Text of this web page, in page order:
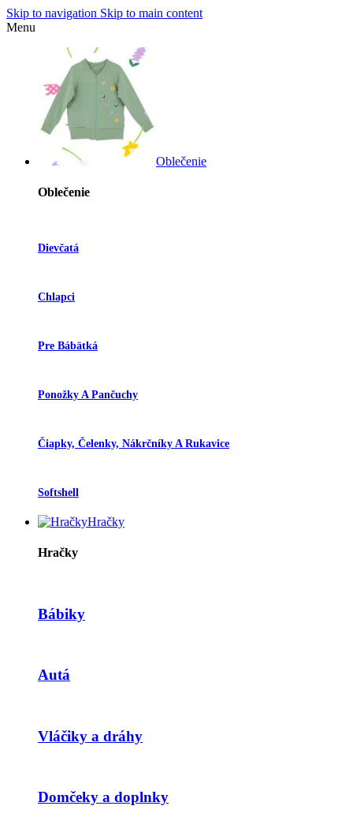
Skip to navigation Skip to main content
Menu
Oblečenie
Oblečenie
Dievčatá
Chlapci
Pre Bábätká
Ponožky A Pančuchy
Čiapky, Čelenky, Nákrčníky A Rukavice
Softshell
Hračky
Hračky
Bábiky
Autá
Vláčiky a dráhy
Domčeky a doplnky